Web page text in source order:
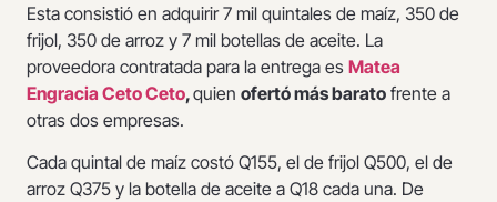
Esta consistió en adquirir 7 mil quintales de maíz, 350 de
frijol, 350 de arroz y 7 mil botellas de aceite. La
proveedora contratada para la entrega es Matea
Engracia Ceto Ceto,quien ofertó más barato frente a
otras dos empresas.
Cada quintal de maíz costó Q155, el de frijol Q500, el de
arroz Q375 y la botella de aceite a Q18 cada una. De